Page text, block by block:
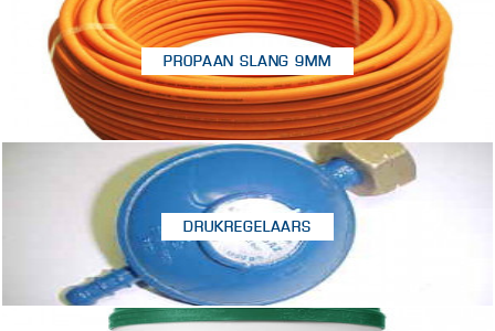
PROPAAN SLANG 9MM
DRUKREGELAARS